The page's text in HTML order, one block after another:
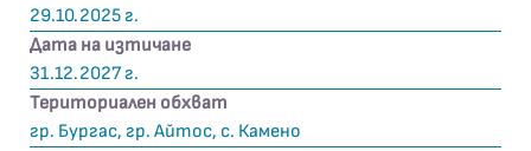
29.10.2025 г.
Дата на изтичане
31.12.2027 г.
Териториален обхват
гр. Бургас, гр. Айтос, с. Камено